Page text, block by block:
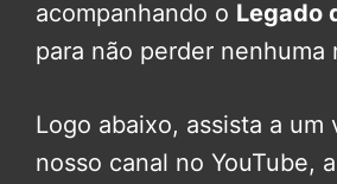
acompanhando o Legado
para não perder nenhuma
Logo abaixo, assista a um
nosso canal no YouTube, a